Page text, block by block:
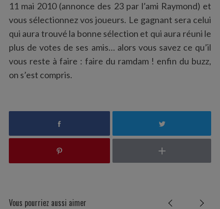
11 mai 2010 (annonce des 23 par l’ami Raymond) et
vous sélectionnez vos joueurs. Le gagnant sera celui
qui aura trouvé la bonne sélection et qui aura réuni le
plus de votes de ses amis… alors vous savez ce qu’il
vous reste à faire : faire du ramdam ! enfin du buzz,
on s’est compris.
Vous pourriez aussi aimer